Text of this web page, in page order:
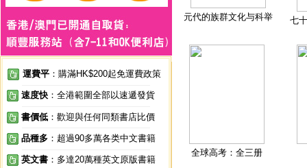
運費平 ：購滿HK$200起免運費政策
速度快 ：全港範圍全部以速遞發貨
書價低 ：歡迎與任何同類書店比價
品種多 ：超過90多萬各类中文書籍
英文書 ：多達20萬種英文原版書籍
元代的族群文化与科举 七
全球高考：全三册